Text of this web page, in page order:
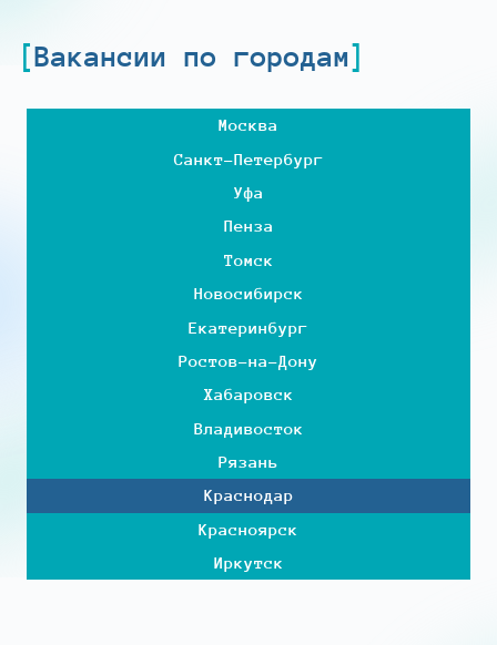
Вакансии по городам
Москва
Санкт-Петербург
Уфа
Пенза
Томск
Новосибирск
Екатеринбург
Ростов-на-Дону
Хабаровск
Владивосток
Рязань
Краснодар
Красноярск
Иркутск